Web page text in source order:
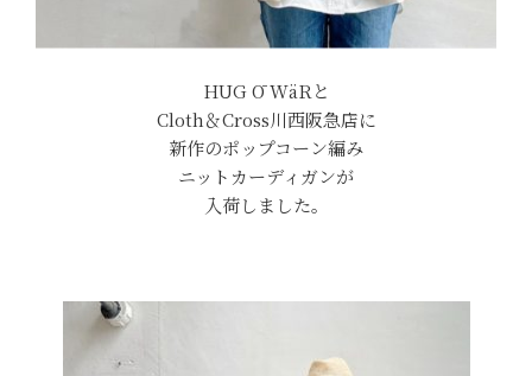
HUG Ō WäRと
Cloth＆Cross川西阪急店に
新作のポップコーン編み
ニットカーディガンが
入荷しました。